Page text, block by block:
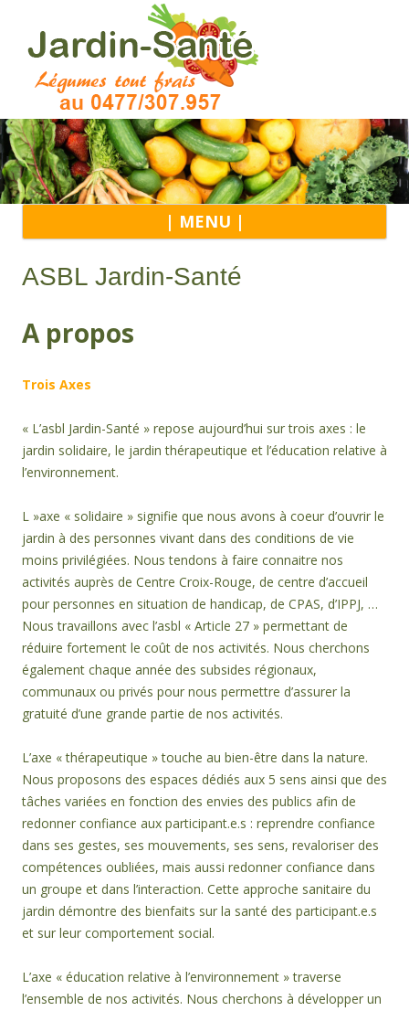
| MENU |
ASBL Jardin-Santé
A propos
Trois Axes
« L’asbl Jardin-Santé » repose aujourd’hui sur trois axes : le
jardin solidaire, le jardin thérapeutique et l’éducation relative à
l’environnement.
L »axe « solidaire » signifie que nous avons à coeur d’ouvrir le
jardin à des personnes vivant dans des conditions de vie
moins privilégiées. Nous tendons à faire connaitre nos
activités auprès de Centre Croix-Rouge, de centre d’accueil
pour personnes en situation de handicap, de CPAS, d’IPPJ, …
Nous travaillons avec l’asbl « Article 27 » permettant de
réduire fortement le coût de nos activités. Nous cherchons
également chaque année des subsides régionaux,
communaux ou privés pour nous permettre d’assurer la
gratuité d’une grande partie de nos activités.
L’axe « thérapeutique » touche au bien-être dans la nature.
Nous proposons des espaces dédiés aux 5 sens ainsi que des
tâches variées en fonction des envies des publics afin de
redonner confiance aux participant.e.s : reprendre confiance
dans ses gestes, ses mouvements, ses sens, revaloriser des
compétences oubliées, mais aussi redonner confiance dans
un groupe et dans l’interaction. Cette approche sanitaire du
jardin démontre des bienfaits sur la santé des participant.e.s
et sur leur comportement social.
L’axe « éducation relative à l’environnement » traverse
l’ensemble de nos activités. Nous cherchons à développer un